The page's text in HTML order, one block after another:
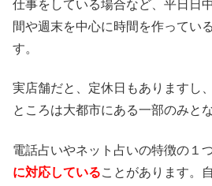
仕事をしている場合など、平日日
間や週末を中心に時間を作ってい
す。
実店舗だと、定休日もありますし
ところは大都市にある一部のみと
電話占いやネット占いの特徴の１
に対応していることがあります。